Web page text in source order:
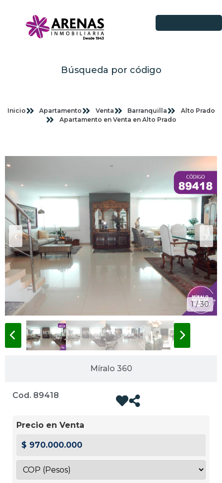
Búsqueda por código
Inicio Apartamento Venta Barranquilla
Alto Prado
Apartamento en Venta en Alto Prado
Míralo 360
1 / 30
‹ ›
Cod. 89418
Precio en Venta
$ 970.000.000